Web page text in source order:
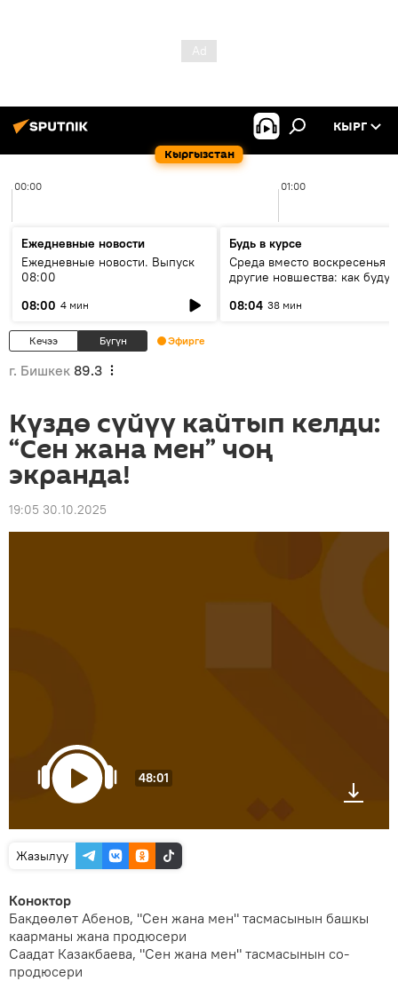
Кыргызстан
КЫРГ
00:00 01:00
Ежедневные новости
Ежедневные новости. Выпуск
08:00
08:00 4 мин
Будь в курсе
Среда вместо воскресенья и
другие новшества: как будут
08:04 38 мин
Кечээ Бүгүн Эфирге
г. Бишкек 89.3
Күздө сүйүү кайтып келди:
“Сен жана мен” чоң
экранда!
19:05 30.10.2025
48:01
Жазылуу
Коноктор
Бакдөөлөт Абенов, "Сен жана мен" тасмасынын башкы
каарманы жана продюсери
Саадат Казакбаева, "Сен жана мен" тасмасынын со-
продюсери